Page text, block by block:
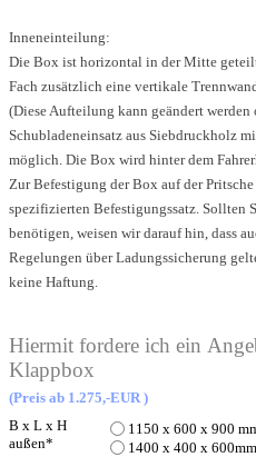
Inneneinteilung:
Die Box ist horizontal in der Mitte
Fach zusätzlich eine vertikale
(Diese Aufteilung kann geändert
Schubladeneinsatz aus Siebdruckholz
möglich. Die Box wird hinter dem
Zur Befestigung der Box auf der
spezifizierten Befestigungssatz. Sollten
benötigen, weisen wir darauf hin, dass
Regelungen über Ladungssicherung
keine Haftung.
Hiermit fordere ich ein
Klappbox
(Preis ab 1.275,-EUR )
B x L x H
außen*
1150 x 600 x 900
1400 x 400 x 600mm